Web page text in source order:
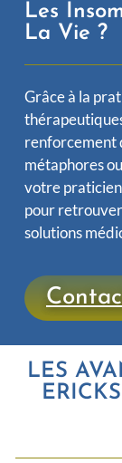
Les
La Vie ?
Grâce à la
renforcement
métaphores
votre
pour
solutions
LES